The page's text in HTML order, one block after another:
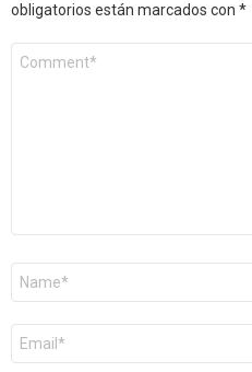
obligatorios están marcados con *
electrónico
*